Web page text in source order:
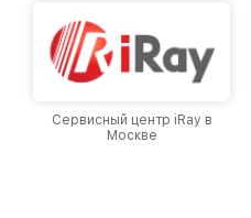
Сервисный центр iRay в
Москве